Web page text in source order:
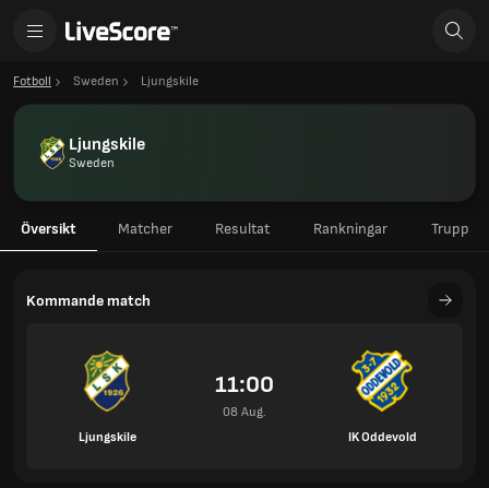
Fotboll Sweden Ljungskile
Ljungskile
Sweden
Översikt Matcher Resultat Rankningar Trupp
Kommande match
Ljungskile
11:00
08 Aug.
IK Oddevold